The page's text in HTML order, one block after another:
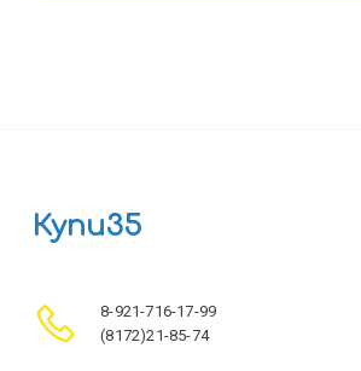
Купи35
8-921-716-17-99
(8172)21-85-74